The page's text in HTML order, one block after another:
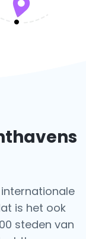
is het ook
steden van